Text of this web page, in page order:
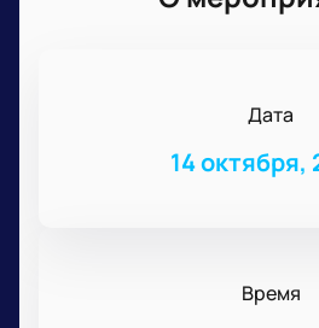
Дата
14 октября,
Время